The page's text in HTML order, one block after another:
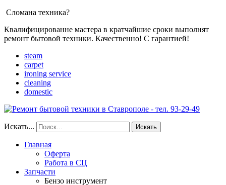
Сломана техника?
Квалифицированне мастера в кратчайшие сроки выполнят
ремонт бытовой техники. Качественно! С гарантией!
steam
carpet
ironing service
cleaning
domestic
Искать... Искать
Главная
Оферта
Работа в СЦ
Запчасти
Бензо инструмент